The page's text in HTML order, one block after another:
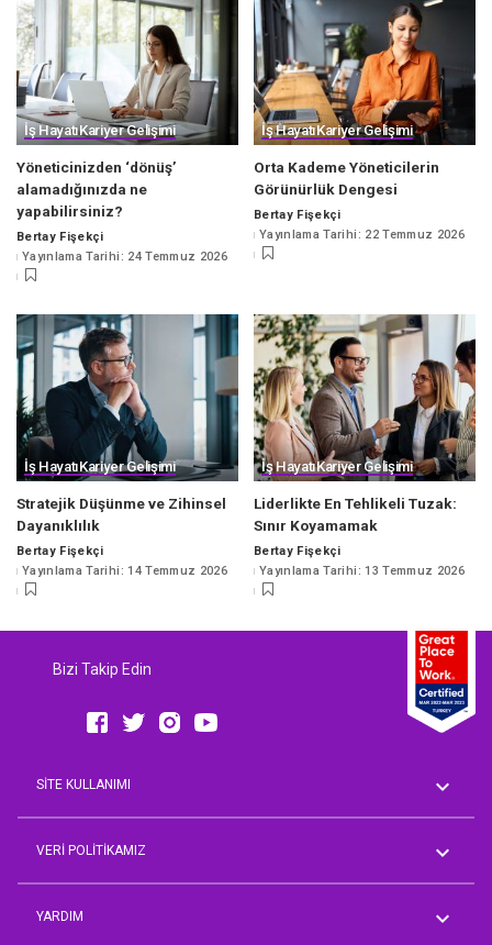
İş HayatıKariyer Gelişimi
Yöneticinizden ‘dönüş’
alamadığınızda ne
yapabilirsiniz?
Posted
by
Bertay Fişekçi
Yayınlama Tarihi: 24 Temmuz 2026
İş HayatıKariyer Gelişimi
Orta Kademe Yöneticilerin
Görünürlük Dengesi
Posted
by
Bertay Fişekçi
Yayınlama Tarihi: 22 Temmuz 2026
İş HayatıKariyer Gelişimi
Stratejik Düşünme ve Zihinsel
Dayanıklılık
Posted
by
Bertay Fişekçi
Yayınlama Tarihi: 14 Temmuz 2026
İş HayatıKariyer Gelişimi
Liderlikte En Tehlikeli Tuzak:
Sınır Koyamamak
Posted
by
Bertay Fişekçi
Yayınlama Tarihi: 13 Temmuz 2026
Bizi Takip Edin
SİTE KULLANIMI
AVM Rehberi
VERİ POLİTİKAMIZ
Çalışan Aydınlatma Metni
YARDIM